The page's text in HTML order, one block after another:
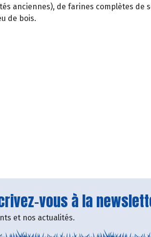
anciennes), de farines complètes de
de bois.
vous à la
et nos actualités.